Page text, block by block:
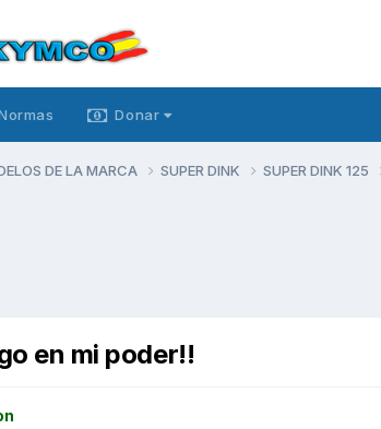
Donar
DE LA MARCA SUPER DINK SUPER DINK 125
en mi poder!!